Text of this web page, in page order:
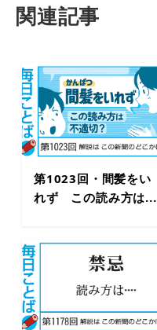
関連記事
第1023回・間髪をい
れず この読み方は...